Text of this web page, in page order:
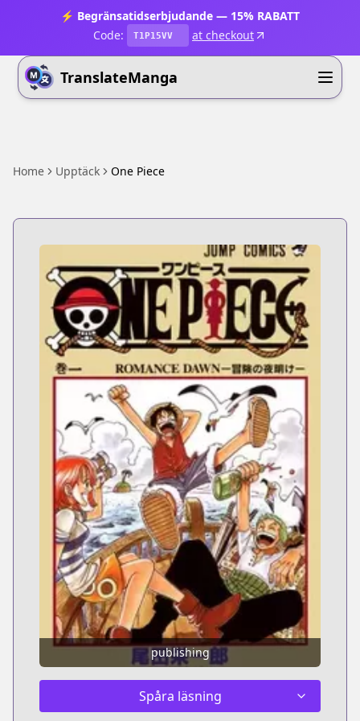
⚡ Begränsatidserbjudande — 15% RABATT
Code:
T1P15VV at checkout
TranslateManga
Home Upptäck One Piece
publishing
Spåra läsning